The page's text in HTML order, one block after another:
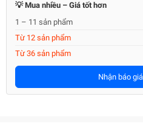
💡 Mua nhiều – Giá tốt hơn
1 – 11 sản phẩm
Từ 12 sản phẩm
Từ 36 sản phẩm
Nhận báo